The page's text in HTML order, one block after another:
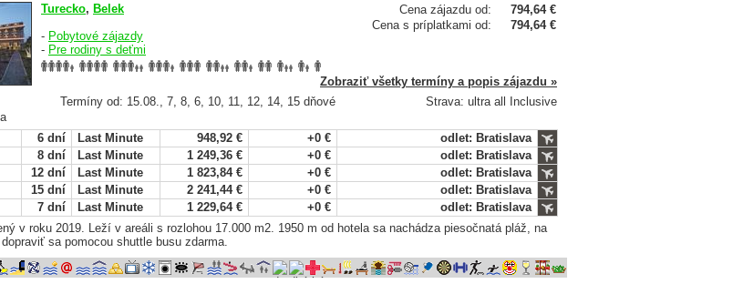
Cena zájazdu od:
794,64 €
Cena s príplatkami od:
794,64 €
Turecko, Belek
- Pobytové zájazdy
- Pre rodiny s deťmi
Zobraziť všetky termíny a popis zájazdu »
Termíny od: 15.08., 7, 8, 6, 10, 11, 12, 14, 15 dňové
Strava: ultra all Inclusive
6 dní Last Minute 948,92 € +0 €
odlet: Bratislava
8 dní Last Minute 1 249,36 € +0 €
odlet: Bratislava
12 dní Last Minute 1 823,84 € +0 €
odlet: Bratislava
15 dní Last Minute 2 241,44 € +0 €
odlet: Bratislava
7 dní Last Minute 1 229,64 € +0 €
odlet: Bratislava
v roku 2019. Leží v areáli s rozlohou 17.000 m2. 1950 m od hotela sa nachádza piesočnatá pláž, na
sa pomocou shuttle busu zdarma.